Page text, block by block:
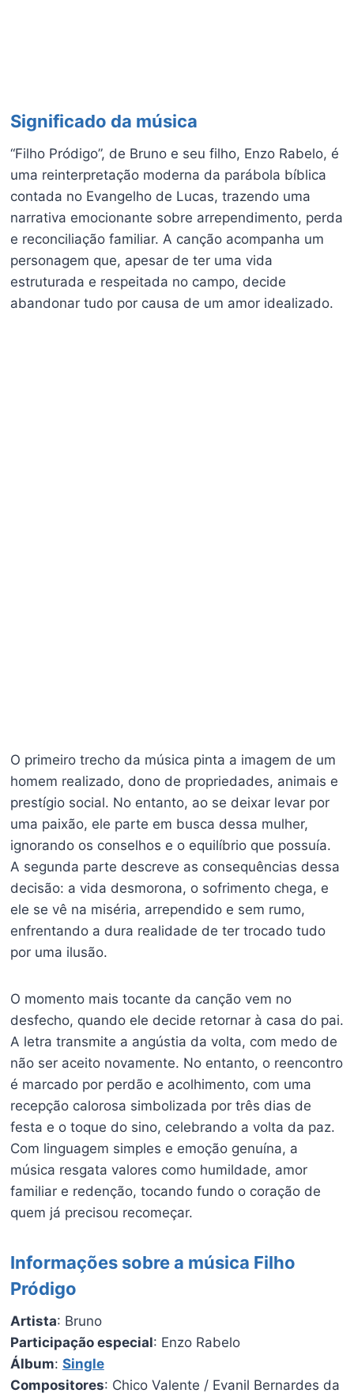
Significado da música
“Filho Pródigo”, de Bruno e seu filho, Enzo Rabelo, é
uma reinterpretação moderna da parábola bíblica
contada no Evangelho de Lucas, trazendo uma
narrativa emocionante sobre arrependimento, perda
e reconciliação familiar. A canção acompanha um
personagem que, apesar de ter uma vida
estruturada e respeitada no campo, decide
abandonar tudo por causa de um amor idealizado.
O primeiro trecho da música pinta a imagem de um
homem realizado, dono de propriedades, animais e
prestígio social. No entanto, ao se deixar levar por
uma paixão, ele parte em busca dessa mulher,
ignorando os conselhos e o equilíbrio que possuía.
A segunda parte descreve as consequências dessa
decisão: a vida desmorona, o sofrimento chega, e
ele se vê na miséria, arrependido e sem rumo,
enfrentando a dura realidade de ter trocado tudo
por uma ilusão.
O momento mais tocante da canção vem no
desfecho, quando ele decide retornar à casa do pai.
A letra transmite a angústia da volta, com medo de
não ser aceito novamente. No entanto, o reencontro
é marcado por perdão e acolhimento, com uma
recepção calorosa simbolizada por três dias de
festa e o toque do sino, celebrando a volta da paz.
Com linguagem simples e emoção genuína, a
música resgata valores como humildade, amor
familiar e redenção, tocando fundo o coração de
quem já precisou recomeçar.
Informações sobre a música Filho
Pródigo
Artista: Bruno
Participação especial: Enzo Rabelo
Álbum: Single
Compositores: Chico Valente / Evanil Bernardes da